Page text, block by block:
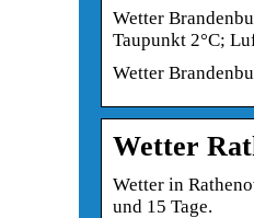
Wetter
Taupunkt 2°C;
Wetter
Wetter
Wetter in
und 15 Tage.